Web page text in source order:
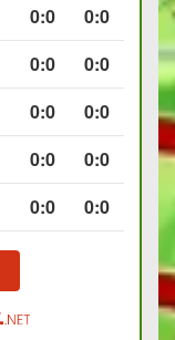
0:0
0:0
0:0
0:0
0:0
0:0
0:0
0:0
0:0 0:0